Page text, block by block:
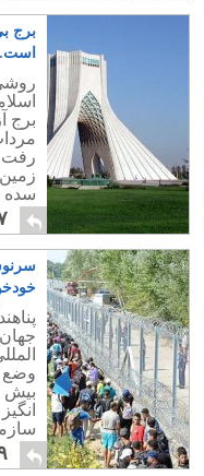
برج
است.
برج
سده
است
بنا
وضع
خود